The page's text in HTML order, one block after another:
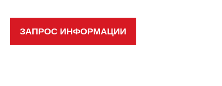
ЗАПРОС ИНФОРМАЦИИ